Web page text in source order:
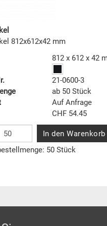
812x612x42 mm
812 x 612 x 42
21-0600-3
ab 50 Stück
Auf Anfrage
CHF 54.45
In den Warenkorb
50 Stück